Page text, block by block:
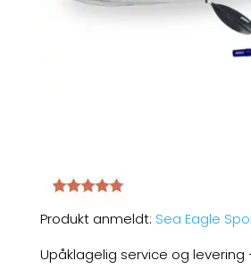
Produkt anmeldt: Sea Eagle
Upåklagelig service og levering